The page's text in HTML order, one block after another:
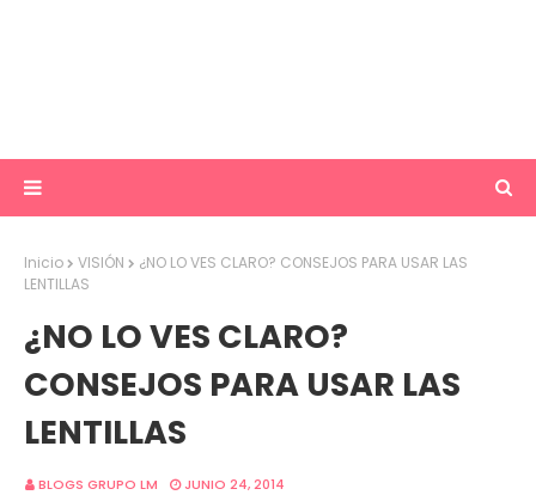
Inicio VISIÓN
¿NO LO VES CLARO? CONSEJOS PARA USAR LAS
LENTILLAS
¿NO LO VES CLARO?
CONSEJOS PARA USAR LAS
LENTILLAS
BLOGS GRUPO LM JUNIO 24, 2014